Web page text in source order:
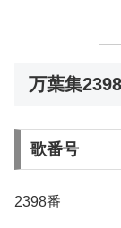
万葉集
歌番号
2398番